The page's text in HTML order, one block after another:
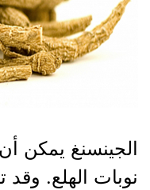
الجينسنغ يمكن
نوبات الهلع.